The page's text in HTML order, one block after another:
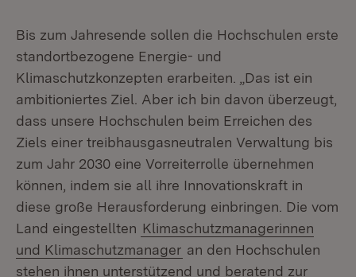
Bis zum Jahresende sollen die Hochschulen erste
standortbezogene Energie- und
Klimaschutzkonzepten erarbeiten. „Das ist ein
ambitioniertes Ziel. Aber ich bin davon überzeugt,
dass unsere Hochschulen beim Erreichen des
Ziels einer treibhausgasneutralen Verwaltung bis
zum Jahr 2030 eine Vorreiterrolle übernehmen
können, indem sie all ihre Innovationskraft in
diese große Herausforderung einbringen. Die vom
Land eingestellten Klimaschutzmanagerinnen
und Klimaschutzmanager an den Hochschulen
stehen ihnen unterstützend und beratend zur